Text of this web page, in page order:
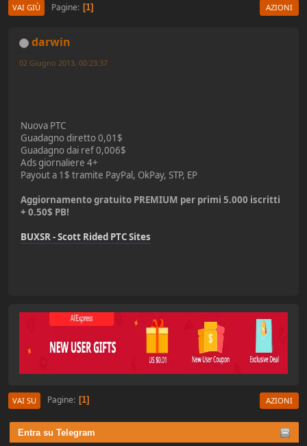
Entra su Telegram
VAI GIÙ Pagine 1 AZIONI
darwin
02 Giugno 2013, 00:23:37
Nuova PTC
Guadagno diretto 0,01$
Guadagno dai ref 0,006$
Ads giornaliere 4+
Payout a 1$ tramite PayPal, OkPay, STP, EP
Aggiornamento gratuito PREMIUM per primi 5.000 iscritti
+ 0.50$ PB!
BUXSR - Scott Rided PTC Sites
VAI SU Pagine 1 AZIONI